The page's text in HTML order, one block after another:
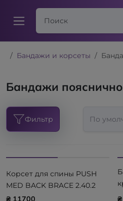
Бандажи и корсеты
Бандажи
Фильтр
Корсет для спины PUSH
MED BACK BRACE 2.40.2
₴ 11700